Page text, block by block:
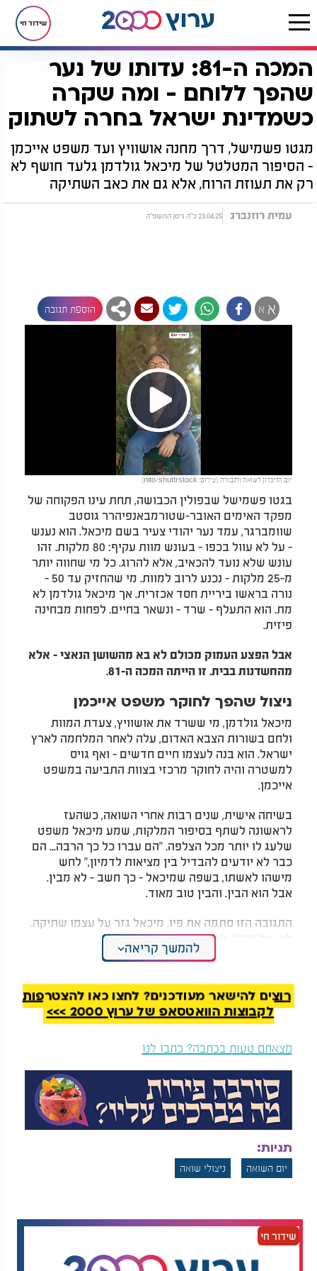
שידור חי
דף הבית רץ בוואטסאפ המכה ה-81: עדותו של נער שהפך ללוחם - ומה שקרה כשמדינת ישראל בחרה לשתוק
המכה ה-81: עדותו של נער
שהפך ללוחם - ומה שקרה
כשמדינת ישראל בחרה לשתוק
מגטו פשמישל, דרך מחנה אושוויץ ועד משפט אייכמן
- הסיפור המטלטל של מיכאל גולדמן גלעד חושף לא
רק את תעוזת הרוח, אלא גם את כאב השתיקה
עמית רוזנברג 23.04.25 כ"ה ניסן התשפ"ה
א א הוספת תגובה
Play
Video
יום הזיכרון לשואה ולגבורה. (צילום: nito/shuttrstock)
בגטו פשמישל שבפולין הכבושה, תחת עינו הפקוחה של
מפקד האימים האובר-שטורמבאנפיהרר גוסטב
שוומברגר, עמד נער יהודי צעיר בשם מיכאל. הוא נענש
- על לא עוול בכפו - בעונש מוות עקיף: 80 מלקות. זהו
עונש שלא נועד להכאיב, אלא להרוג. כל מי שחווה יותר
מ-25 מלקות - נכנע לרוב למוות. מי שהחזיק עד 50 -
נורה בראשו ביריית חסד אכזרית. אך מיכאל גולדמן לא
מת. הוא התעלף - שרד - ונשאר בחיים. לפחות מבחינה
פיזית.
אבל הפצע העמוק מכולם לא בא מהשושן הנאצי - אלא
מהחשדנות בבית. זו הייתה המכה ה-81
.
ניצול שהפך לחוקר משפט אייכמן
מיכאל גולדמן, מי ששרד את אושוויץ, צעדת המוות
ולחם בשורות הצבא האדום, עלה לאחר המלחמה לארץ
ישראל. הוא בנה לעצמו חיים חדשים - ואף גויס
למשטרה והיה לחוקר מרכזי בצוות התביעה במשפט
אייכמן.
בשיחה אישית, שנים רבות אחרי השואה, כשהעז
לראשונה לשתף בסיפור המלקות, שמע מיכאל משפט
שלעג לו יותר מכל הצלפה. "הם עברו כל כך הרבה... הם
כבר לא יודעים להבדיל בין מציאות לדמיון," לחש
מישהו לאשתו, בשפה שמיכאל - כך חשב - לא מבין.
אבל הוא הבין. והבין טוב מאוד.
התגובה הזו סתמה את פיו. מיכאל גזר על עצמו שתיקה.
לא עוד יספר. לא עוד ינסה לשכנע.
אייכמן - עמד עד במשפט וסיפר: "ראיתי נער בגטו
פשמישל שקיבל 80 מלקות מידי שוומברגר. שמעתי
שאחר כך הוא מת." על כך השיב לו החוקר: "הוא לא מת.
כך הפך משפט צדק למשפט תיקון - לא רק לחשבון עם
הרוצחים, אלא גם עם הספקנים מבית.
גם היום: עדויות יש, וזעקה - אך האוזניים
סגורות
טל גלעד, בנו של מיכאל, מי ששיתף את הסיפור באומץ,
בחר להצביע על נקודה כואבת במיוחד
והיום.
להאמין לעדויות. גם הקהילה הבינלאומית סירבה
להאמין לגודל הזוועות. כולם טענו - לו היינו יודעים,
היינו מגיבים בזמן. לו היו מספרים לנו - היינו מצילים
להמשך קריאה
רוצים להישאר מעודכנים? לחצו כאן להצטרפות
לקבוצות הוואטסאפ של ערוץ 2000 >>>
מצאתם טעות בכתבה? כתבו לנו
תגיות:
יום השואה ניצולי שואה
שידור חי